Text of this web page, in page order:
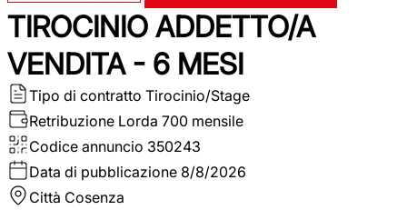
TIROCINIO ADDETTO/A
VENDITA - 6 MESI
Tipo di contratto Tirocinio/Stage
Retribuzione Lorda 700 mensile
Codice annuncio 350243
Data di pubblicazione 8/8/2026
Città Cosenza